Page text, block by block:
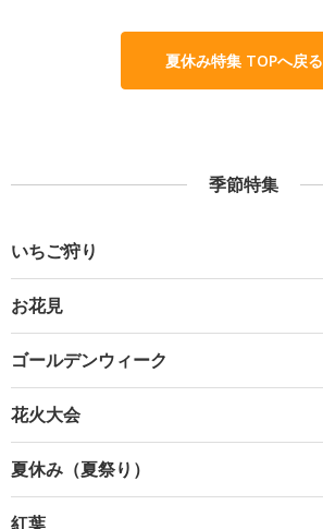
夏休み特集 TOPへ戻る
季節特集
いちご狩り
お花見
ゴールデンウィーク
花火大会
夏休み（夏祭り）
紅葉